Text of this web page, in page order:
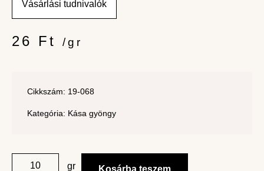
Vásárlási tudnivalók
26 Ft /gr
Cikkszám: 19-068
Kategória: Kása gyöngy
gr Kosárba teszem